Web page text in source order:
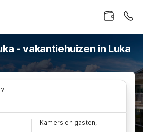
- vakantiehuizen in Luka
Kamers en gasten,